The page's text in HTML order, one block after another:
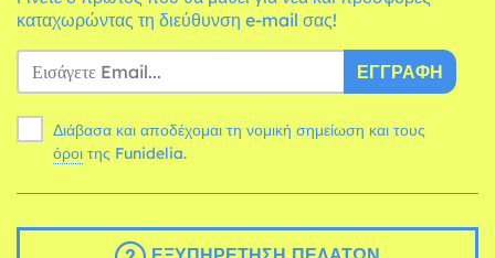
καταχωρώντας τη διεύθυνση e-mail σας!
ΕΓΓΡΑΦΉ
Διάβασα και αποδέχομαι τη νομική σημείωση και τους
όροι της Funidelia.